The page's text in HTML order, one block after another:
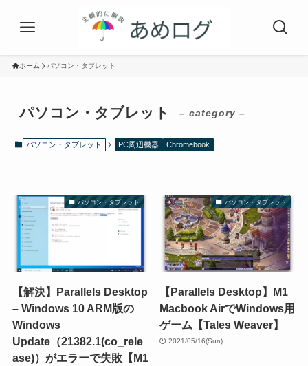
ホーム パソコン・タブレット
パソコン・タブレット – category –
パソコン・タブレット PC周辺機器 Chromebook
パソコン・タブレット
【解決】Parallels Desktop
– Windows 10 ARM版の
Windows
Update（21382.1(co_rele
ase)）がエラーで失敗【M1
パソコン・タブレット
【Parallels Desktop】M1
Macbook AirでWindows用
ゲーム【Tales Weaver】
2021/05/16(Sun)